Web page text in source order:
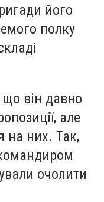
його
полку
що він давно
але
на них. Так,
очолити